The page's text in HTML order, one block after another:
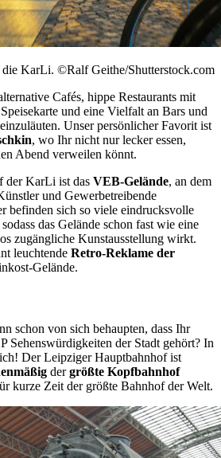
die KarLi. ©Ralf Geithe/Shutterstock.com
Cafés, hippe Restaurants mit
und eine Vielfalt an Bars und
Unser persönlicher Favorit ist
, wo Ihr nicht nur lecker essen,
Abend verweilen könnt.
der KarLi ist das VEB-Gelände, an dem
und Gewerbetreibende
befinden sich so viele eindrucksvolle
das Gelände schon fast wie eine
zugängliche Kunstausstellung wirkt.
leuchtende Retro-Reklame der
Gelände.
schon von sich behaupten, dass Ihr
Sehenswürdigkeiten der Stadt gehört? In
Der Leipziger Hauptbahnhof ist
dergrößte Kopfbahnhof
kurze Zeit der größte Bahnhof der Welt.